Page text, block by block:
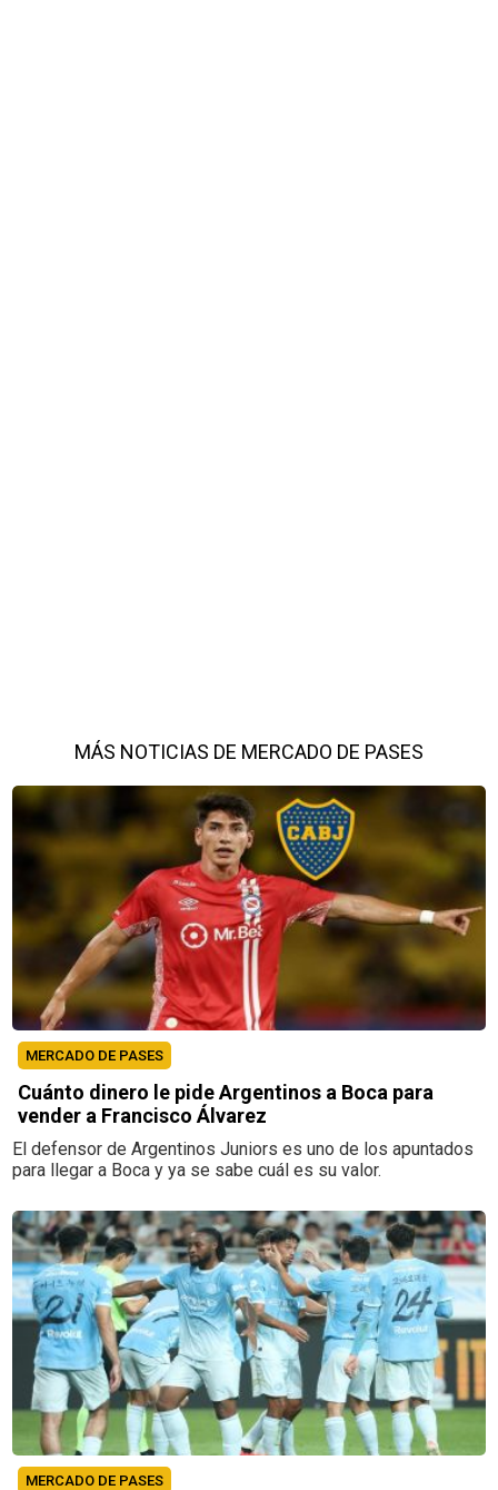
MÁS NOTICIAS DE MERCADO DE PASES
MERCADO DE PASES
Cuánto dinero le pide Argentinos a Boca para
vender a Francisco Álvarez
El defensor de Argentinos Juniors es uno de los apuntados
para llegar a Boca y ya se sabe cuál es su valor.
MERCADO DE PASES